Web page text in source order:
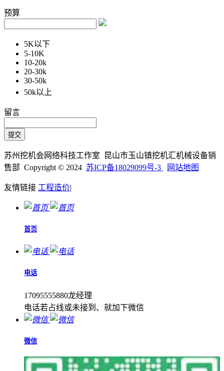
预算
5K以下
5-10K
10-20k
20-30k
30-50k
50k以上
留言
苏州挖机会网络科技工作室 昆山市玉山镇挖机汇机械设备销
售部 Copyright © 2024 苏ICP备18029099号-3 网站地图
友情链接 工程造价|
首页
电话
17095555880龙经理
电话若占线或未接到、就加下微信
微信